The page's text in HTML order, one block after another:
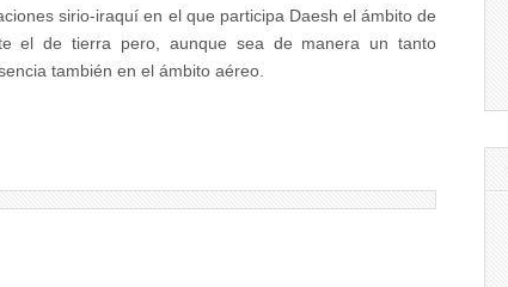
sirio-iraquí en el que participa Daesh el ámbito de
el de tierra pero, aunque sea de manera un tanto
también en el ámbito aéreo.